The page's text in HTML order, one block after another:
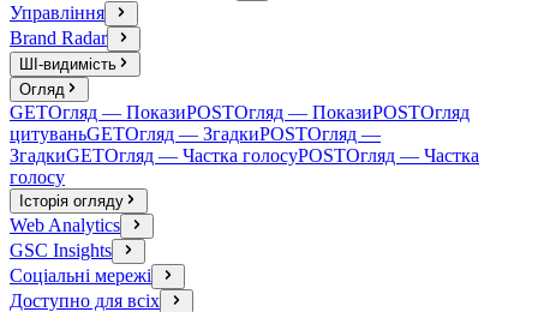
Управління
Brand Radar
ШІ-видимість
Огляд
GETОгляд — ПоказиPOSTОгляд — ПоказиPOSTОгляд
цитуваньGETОгляд — ЗгадкиPOSTОгляд —
ЗгадкиGETОгляд — Частка голосуPOSTОгляд — Частка
голосу
Історія огляду
Web Analytics
GSC Insights
Соціальні мережі
Доступно для всіх